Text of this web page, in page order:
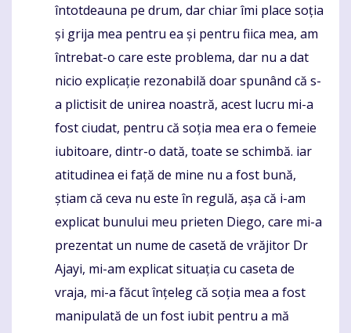
întotdeauna pe drum, dar chiar îmi place soția
și grija mea pentru ea și pentru fiica mea, am
întrebat-o care este problema, dar nu a dat
nicio explicație rezonabilă doar spunând că s-
a plictisit de unirea noastră, acest lucru mi-a
fost ciudat, pentru că soția mea era o femeie
iubitoare, dintr-o dată, toate se schimbă. iar
atitudinea ei față de mine nu a fost bună,
știam că ceva nu este în regulă, așa că i-am
explicat bunului meu prieten Diego, care mi-a
prezentat un nume de casetă de vrăjitor Dr
Ajayi, mi-am explicat situația cu caseta de
vraja, mi-a făcut înțeleg că soția mea a fost
manipulată de un fost iubit pentru a mă